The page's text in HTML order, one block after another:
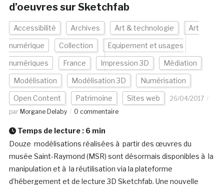
d’oeuvres sur Sketchfab
Accessibilité Archives Art & technologie Art
numérique Collection Equipement et usages
numériques France Impression 3D Médiation
Modélisation Modélisation 3D Numérisation
Open Content Patrimoine Sites web
26/04/2017
par Morgane Delaby 0 commentaire
Temps de lecture : 6 min
Douze modélisations réalisées à partir des œuvres du
musée Saint-Raymond (MSR) sont désormais disponibles à la
manipulation et à la réutilisation via la plateforme
d’hébergement et de lecture 3D Sketchfab. Une nouvelle